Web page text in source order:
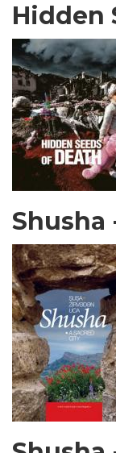
Hidden
Shusha